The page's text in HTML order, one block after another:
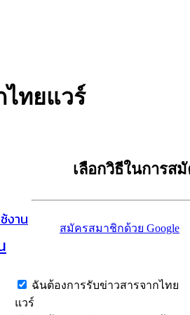
ทยแวร์
งาน
เลือกวิธีในการส
สมัครสมาชิกด้วย Google
ฉันต้องการรับข่าวสารจากไทย
แวร์